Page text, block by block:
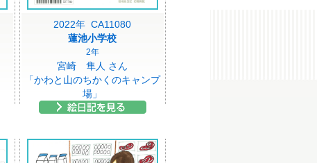
2022年 CA11080
蓮池小学校
2年
宮崎 隼人 さん
「かわと山のちかくのキャンプ
場」